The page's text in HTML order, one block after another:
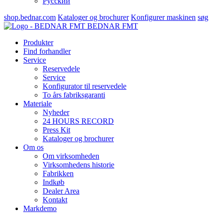
shop.bednar.com Kataloger og brochurer Konfigurer maskinen søg
BEDNAR FMT
Produkter
Find forhandler
Service
Reservedele
Service
Konfigurator til reservedele
To års fabriksgaranti
Materiale
Nyheder
24 HOURS RECORD
Press Kit
Kataloger og brochurer
Om os
Om virksomheden
Virksomhedens historie
Fabrikken
Indkøb
Dealer Area
Kontakt
Markdemo